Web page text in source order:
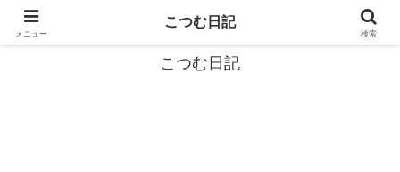
カタツムリから学ぶスローライフ🎓『こつむ日記』🐌
こつむ日記
メニュー
こつむ日記
検索